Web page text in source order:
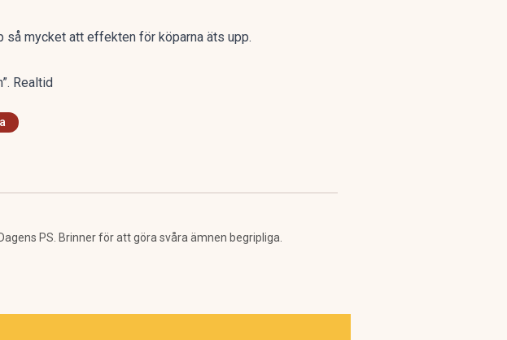
så mycket att effekten för köparna äts upp.
Realtid
PS. Brinner för att göra svåra ämnen begripliga.